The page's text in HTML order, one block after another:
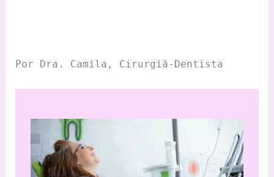
Por Dra. Camila, Cirurgiã-Dentista